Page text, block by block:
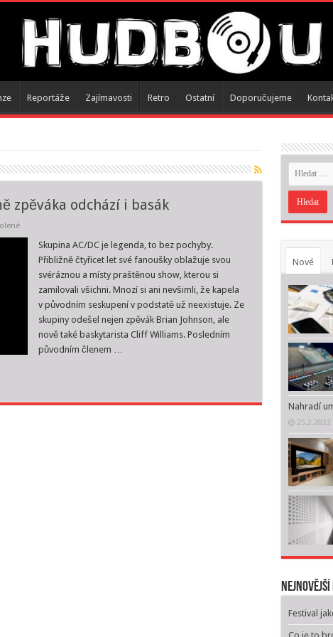
Reportáže Zajímavosti Retro Ostatní Doporučujeme
zpěváka odchází i basák
u
AC/DC
odchod,
zpěváka
odchází
basák
Skupina AC/DC je legenda, to bez pochyby.
Přibližně čtyřicet let své fanoušky oblažuje svou
svéráznou a místy praštěnou show, kterou si
zamilovali všichni. Mnozí si ani nevšimli, že kapela
v původním seskupení v podstatě už neexistuje. Ze
skupiny odešel nejen zpěvák Brian Johnson, ale
nově také baskytarista Cliff Williams. Posledním
původním členem …
Nové
Nahradí
25.2.2023
Festival